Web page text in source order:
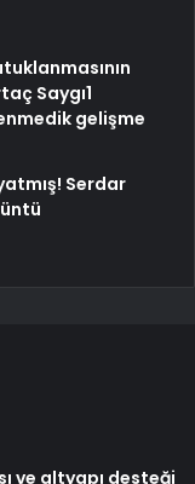
Saygı1
gelişme
Serdar
ve altyapı desteği